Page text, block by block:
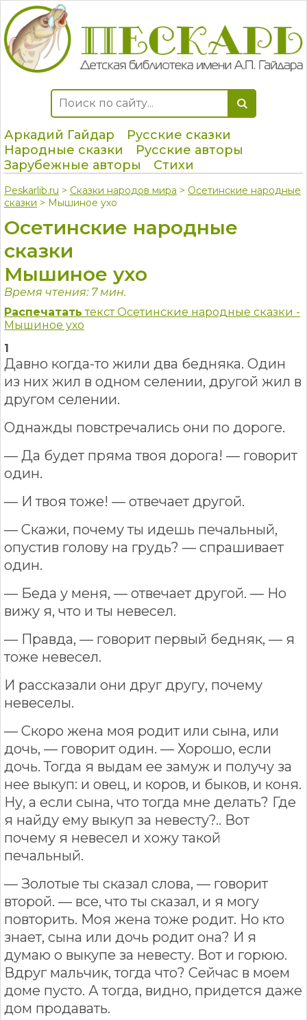
Аркадий Гайдар
Русские сказки
Народные сказки
Русские авторы
Зарубежные авторы
Стихи
Peskarlib.ru > Сказки народов мира > Осетинские народные
сказки > Мышиное ухо
Осетинские народные
сказки
Мышиное ухо
Время чтения: 7 мин.
Распечатать текст Осетинские народные сказки -
Мышиное ухо
1
Давно когда-то жили два бедняка. Один
из них жил в одном селении, другой жил в
другом селении.
Однажды повстречались они по дороге.
— Да будет пряма твоя дорога! — говорит
один.
— И твоя тоже! — отвечает другой.
— Скажи, почему ты идешь печальный,
опустив голову на грудь? — спрашивает
один.
— Беда у меня, — отвечает другой. — Но
вижу я, что и ты невесел.
— Правда, — говорит первый бедняк, — я
тоже невесел.
И рассказали они друг другу, почему
невеселы.
— Скоро жена моя родит или сына, или
дочь, — говорит один. — Хорошо, если
дочь. Тогда я выдам ее замуж и получу за
нее выкуп: и овец, и коров, и быков, и коня.
Ну, а если сына, что тогда мне делать? Где
я найду ему выкуп за невесту?.. Вот
почему я невесел и хожу такой
печальный.
— Золотые ты сказал слова, — говорит
второй. — все, что ты сказал, и я могу
повторить. Моя жена тоже родит. Но кто
знает, сына или дочь родит она? И я
думаю о выкупе за невесту. Вот и горюю.
Вдруг мальчик, тогда что? Сейчас в моем
доме пусто. А тогда, видно, придется даже
дом продавать.